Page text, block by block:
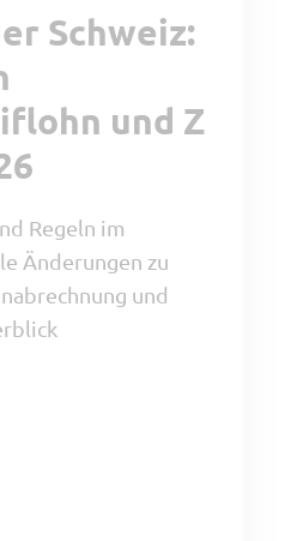
und unsere
zum Schutz Ihrer
finden Sie in unseren
Schweiz:
und Z
Regeln im
Änderungen zu
und